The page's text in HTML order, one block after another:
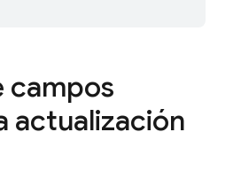
campos
actualización